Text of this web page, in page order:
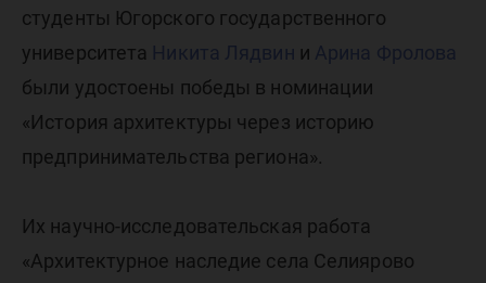
студенты Югорского государственного
университета Никита Лядвин и Арина Фролова
были удостоены победы в номинации
«История архитектуры через историю
предпринимательства региона».
Их научно-исследовательская работа
«Архитектурное наследие села Селиярово